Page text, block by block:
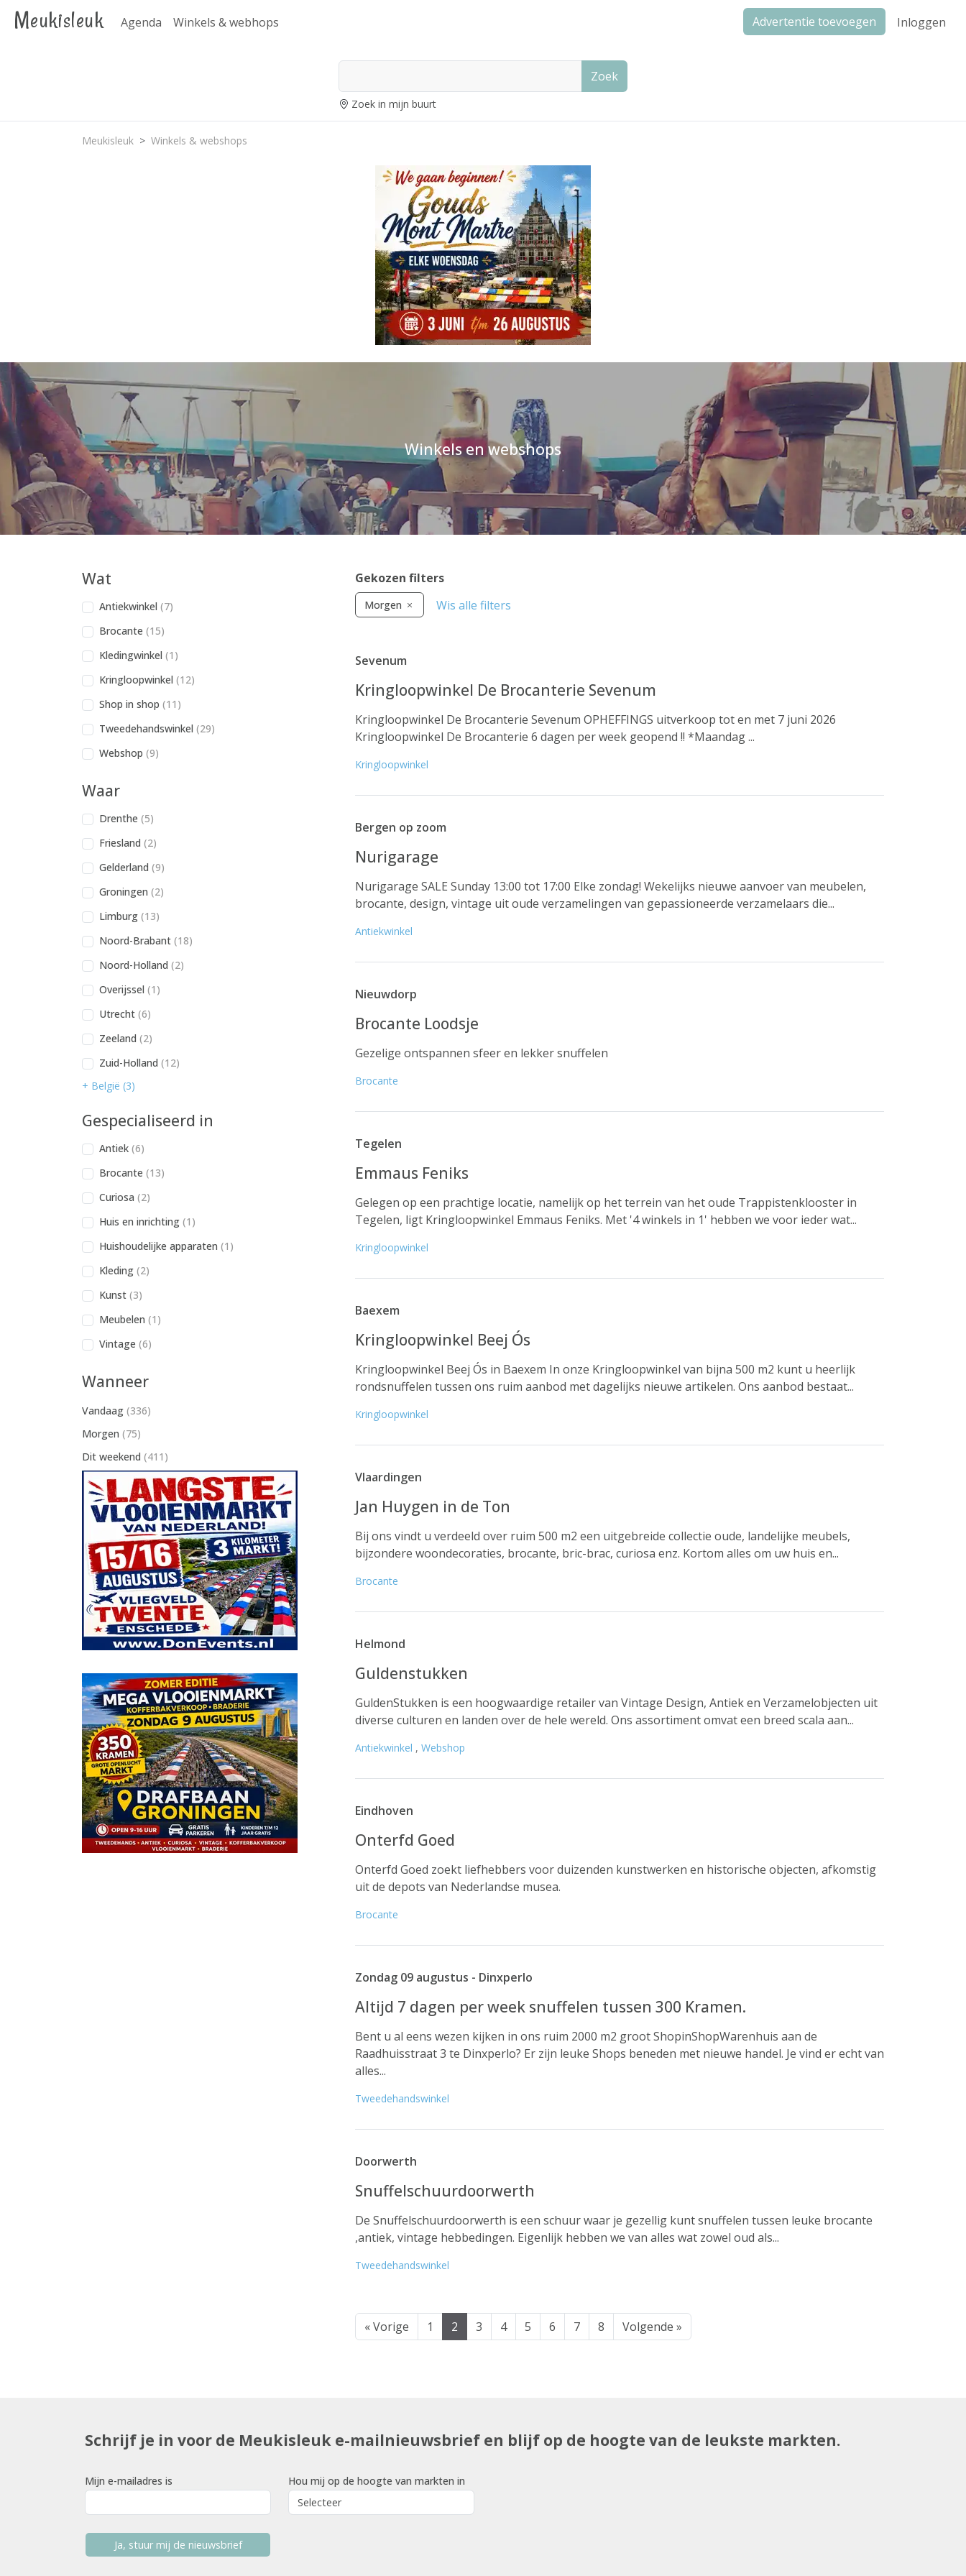
Meukisleuk Agenda Winkels & webhops Advertentie toevoegen Inloggen
Zoek
Zoek in mijn buurt
Meukisleuk Winkels & webshops
Winkels en webshops
Wat
Antiekwinkel (7)
Brocante (15)
Kledingwinkel (1)
Kringloopwinkel (12)
Shop in shop (11)
Tweedehandswinkel (29)
Webshop (9)
Waar
Drenthe (5)
Friesland (2)
Gelderland (9)
Groningen (2)
Limburg (13)
Noord-Brabant (18)
Noord-Holland (2)
Overijssel (1)
Utrecht (6)
Zeeland (2)
Zuid-Holland (12)
+ België (3)
Gespecialiseerd in
Antiek (6)
Brocante (13)
Curiosa (2)
Huis en inrichting (1)
Huishoudelijke apparaten (1)
Kleding (2)
Kunst (3)
Meubelen (1)
Vintage (6)
Wanneer
Vandaag (336)
Morgen (75)
Dit weekend (411)
Gekozen filters
Morgen Wis alle filters
Sevenum
Kringloopwinkel De Brocanterie Sevenum
Kringloopwinkel De Brocanterie Sevenum OPHEFFINGS uitverkoop tot en met 7 juni 2026
Kringloopwinkel De Brocanterie 6 dagen per week geopend !! *Maandag ...
Kringloopwinkel
Bergen op zoom
Nurigarage
Nurigarage SALE Sunday 13:00 tot 17:00 Elke zondag! Wekelijks nieuwe aanvoer van meubelen,
brocante, design, vintage uit oude verzamelingen van gepassioneerde verzamelaars die...
Antiekwinkel
Nieuwdorp
Brocante Loodsje
Gezelige ontspannen sfeer en lekker snuffelen
Brocante
Tegelen
Emmaus Feniks
Gelegen op een prachtige locatie, namelijk op het terrein van het oude Trappistenklooster in
Tegelen, ligt Kringloopwinkel Emmaus Feniks. Met '4 winkels in 1' hebben we voor ieder wat...
Kringloopwinkel
Baexem
Kringloopwinkel Beej Ós
Kringloopwinkel Beej Ós in Baexem In onze Kringloopwinkel van bijna 500 m2 kunt u heerlijk
rondsnuffelen tussen ons ruim aanbod met dagelijks nieuwe artikelen. Ons aanbod bestaat...
Kringloopwinkel
Vlaardingen
Jan Huygen in de Ton
Bij ons vindt u verdeeld over ruim 500 m2 een uitgebreide collectie oude, landelijke meubels,
bijzondere woondecoraties, brocante, bric-brac, curiosa enz. Kortom alles om uw huis en...
Brocante
Helmond
Guldenstukken
GuldenStukken is een hoogwaardige retailer van Vintage Design, Antiek en Verzamelobjecten uit
diverse culturen en landen over de hele wereld. Ons assortiment omvat een breed scala aan...
Antiekwinkel , Webshop
Eindhoven
Onterfd Goed
Onterfd Goed zoekt liefhebbers voor duizenden kunstwerken en historische objecten, afkomstig
uit de depots van Nederlandse musea.
Brocante
Zondag 09 augustus - Dinxperlo
Altijd 7 dagen per week snuffelen tussen 300 Kramen.
Bent u al eens wezen kijken in ons ruim 2000 m2 groot ShopinShopWarenhuis aan de
Raadhuisstraat 3 te Dinxperlo? Er zijn leuke Shops beneden met nieuwe handel. Je vind er echt van
alles...
Tweedehandswinkel
Doorwerth
Snuffelschuurdoorwerth
De Snuffelschuurdoorwerth is een schuur waar je gezellig kunt snuffelen tussen leuke brocante
,antiek, vintage hebbedingen. Eigenlijk hebben we van alles wat zowel oud als...
Tweedehandswinkel
« Vorige 1 2 3 4 5 6 7 8 Volgende »
Schrijf je in voor de Meukisleuk e-mailnieuwsbrief en blijf op de hoogte van de leukste markten.
Mijn e-mailadres is Hou mij op de hoogte van markten in
Ja, stuur mij de nieuwsbrief